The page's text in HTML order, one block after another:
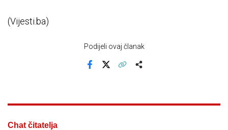
(Vijesti.ba)
Podijeli ovaj članak
Chat čitatelja